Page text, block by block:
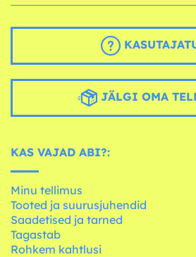
JÄLGI OMA
KAS VAJAD ABI?:
Minu tellimus
Tooted ja suurusjuhendid
Saadetised ja tarned
Tagastab
Rohkem kahtlusi